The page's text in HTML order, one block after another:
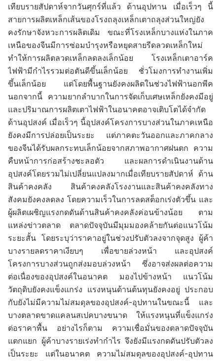
เทียบรายสัปดาห์จากวันศุกร์ที่แล้ว ด้านอุปทาน เมื่อเร็วๆ นี้
สายการผลิตเหล็กเส้นของโรงถลุงเหล็กเตาถลุงส่วนใหญ่ยัง
คงรักษาจังหวะการผลิตเดิม ขณะที่โรงเหล็กบางแห่งในภาค
เหนือของจีนมีการซ่อมบำรุงหรือหยุดสายรีดลวดเหล็กใหม่
ทำให้การผลิตลวดเหล็กลดลงเล็กน้อย โรงเหล็กเตาอาร์ค
ไฟฟ้ามีกำไรรวมต่อตันดีขึ้นเล็กน้อย ชั่วโมงการทำงานเพิ่ม
ขึ้นเล็กน้อย แต่โดยพื้นฐานยังคงผลิตในช่วงไฟฟ้านอกพีค
นอกจากนี้ ความยากลำบากในการจัดเก็บเศษเหล็กยังคงมีอยู่
และปริมาณการผลิตเตาไฟฟ้าในอนาคตอาจเติบโตได้จำกัด
ด้านอุปสงค์ เมื่อเร็วๆ นี้อุปสงค์โครงการบางส่วนในภาคเหนือ
ยังคงมีการปล่อยเป็นระยะ แต่ภาคตะวันออกและภาคกลาง
ของจีนได้รับผลกระทบเล็กน้อยจากสภาพอากาศฝนตก ความ
คืบหน้าการก่อสร้างชะลอตัว และผลการดำเนินงานด้าน
อุปสงค์โดยรวมไม่เปลี่ยนแปลงมากเมื่อเทียบรายสัปดาห์ ด้าน
สินค้าคงคลัง สินค้าคงคลังโรงงานและสินค้าคงคลังทาง
สังคมยังคงลดลง โดยความเร็วในการลดสต็อกเร่งตัวขึ้น และ
ผู้ผลิตเผชิญแรงกดดันด้านสินค้าคงคลังค่อนข้างน้อย ตาม
แหล่งข่าวตลาด ตลาดปัจจุบันมีมุมมองคล้ายกันต่อแนวโน้ม
ระยะสั้น โดยระบุว่าราคาอยู่ในช่วงปรับตัวลงจากจุดสูง ผู้ค้า
บางรายลดราคาเงียบๆ เพื่อขายล่วงหน้า และอุปสงค์
โครงการบางส่วนถูกส่งมอบล่วงหน้า ซึ่งอาจส่งผลต่อความ
ต่อเนื่องของอุปสงค์ในอนาคต มองไปข้างหน้า แนวโน้ม
วัตถุดิบยังคงแข็งแกร่ง แรงหนุนด้านต้นทุนยังคงอยู่ ประกอบ
กับยังไม่มีความไม่สมดุลของอุปสงค์-อุปทานในขณะนี้ และ
บางตลาดขาดแคลนสเปคบางขนาด ให้แรงหนุนที่แข็งแกร่ง
ต่อราคาพื้น อย่างไรก็ตาม ความเชื่อมั่นของตลาดปัจจุบัน
แตกแยก ผู้ค้าบางรายเร่งทำกำไร จึงยังมีแรงกดดันปรับตัวลง
เป็นระยะ แต่ในอนาคต ความไม่สมดุลของอุปสงค์-อุปทาน